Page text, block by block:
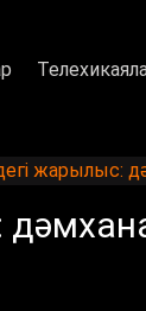
жарылыс: